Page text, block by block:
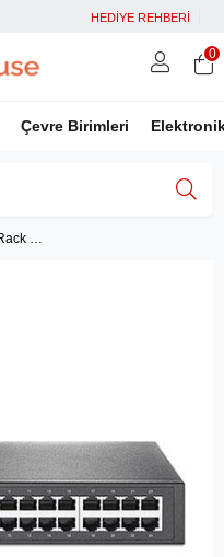
HEDİYE REHBERİ
Çevre Birimleri
0
TP-LINK TL-SG1024D 24-Port Rack Switch